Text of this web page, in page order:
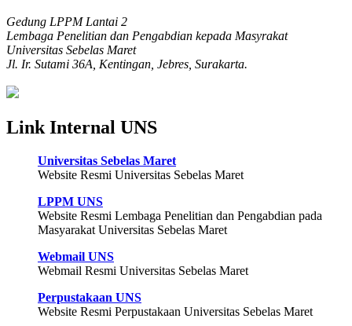
Gedung LPPM Lantai 2
Lembaga Penelitian dan Pengabdian kepada Masyrakat
Universitas Sebelas Maret
Jl. Ir. Sutami 36A, Kentingan, Jebres, Surakarta.
Link Internal UNS
Universitas Sebelas Maret
Website Resmi Universitas Sebelas Maret
LPPM UNS
Website Resmi Lembaga Penelitian dan Pengabdian pada
Masyarakat Universitas Sebelas Maret
Webmail UNS
Webmail Resmi Universitas Sebelas Maret
Perpustakaan UNS
Website Resmi Perpustakaan Universitas Sebelas Maret